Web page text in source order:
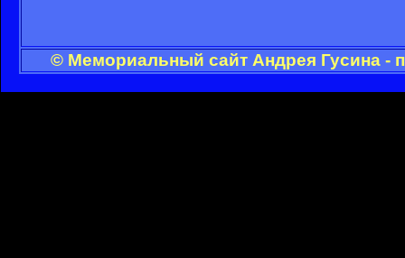
© Мемориальный сайт Андрея Гусина -